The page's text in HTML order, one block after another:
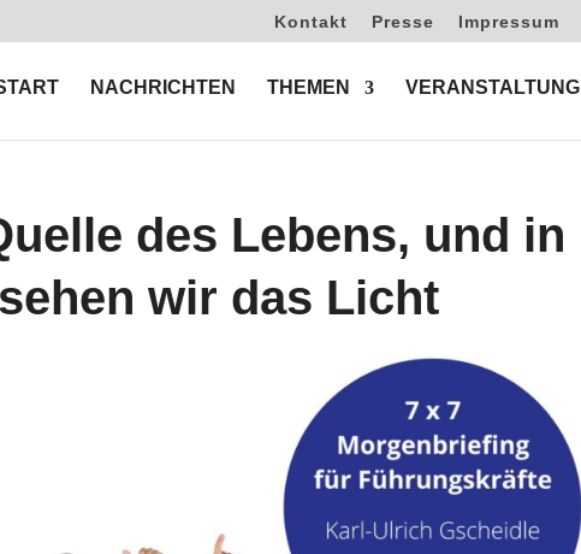
Kontakt Presse Impressum
NACHRICHTEN THEMEN
des Lebens, und in
wir das Licht